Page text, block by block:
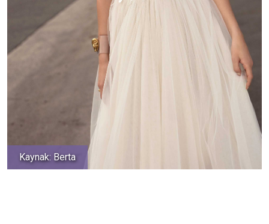
Kaynak: Berta